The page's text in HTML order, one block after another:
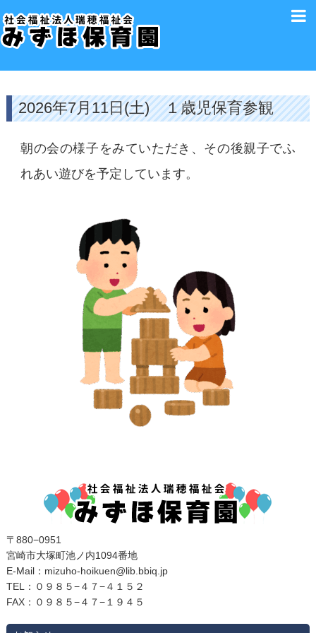
2026年7月11日(土) １歳児保育参観
朝の会の様子をみていただき、その後親子でふ
れあい遊びを予定しています。
〒880−0951
宮崎市大塚町池ノ内1094番地
E‐Mail：mizuho-hoikuen@lib.bbiq.jp
TEL：０９８５−４７−４１５２
FAX：０９８５−４７−１９４５